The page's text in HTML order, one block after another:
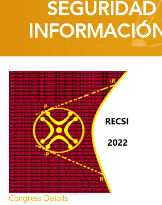
Congresos
Blog
Contacto
Congress Details